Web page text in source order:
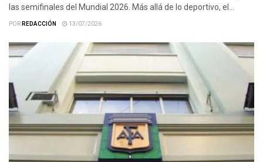
las semifinales del Mundial 2026. Más allá de lo deportivo, el...
PORREDACCIÓN 13/07/2026